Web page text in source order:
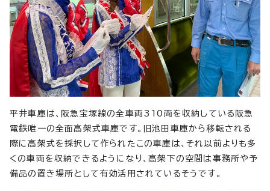
平井車庫は、阪急宝塚線の全車両310両を収納している阪急
電鉄唯一の全面高架式車庫です。旧池田車庫から移転される
際に高架式を採択して作られたこの車庫は、それ以前よりも多
くの車両を収納できるようになり、高架下の空間は事務所や予
備品の置き場所として有効活用されているそうです。